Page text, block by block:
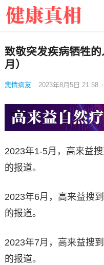
致敬突发疾病牺牲
月）
悲情病友 2023年8月5日 21:58 ·
2023年1-5月，高来益
的报道。
2023年6月，高来益搜
的报道。
2023年7月，高来益搜
的报道。